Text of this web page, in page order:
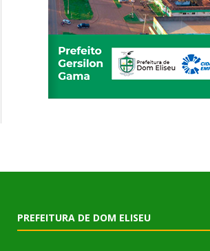
PREFEITURA DE DOM ELISEU